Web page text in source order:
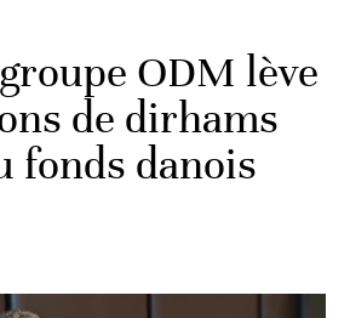
ODM lève
de dirhams
fonds danois